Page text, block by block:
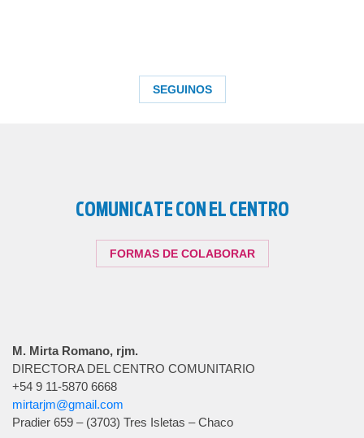
Cargar más...
SEGUINOS
COMUNICATE CON EL CENTRO
FORMAS DE COLABORAR
M. Mirta Romano, rjm.
DIRECTORA DEL CENTRO COMUNITARIO
+54 9 11-5870 6668
mirtarjm@gmail.com
Pradier 659 – (3703) Tres Isletas – Chaco